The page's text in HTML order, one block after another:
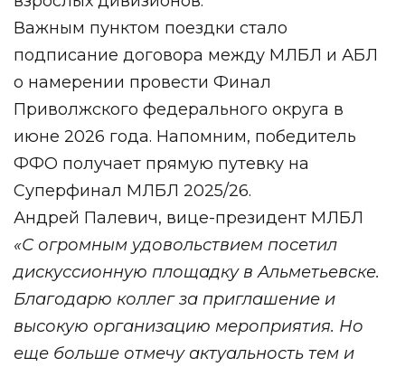
Важным пунктом поездки стало
подписание договора между МЛБЛ и АБЛ
о намерении провести Финал
Приволжского федерального округа в
июне 2026 года. Напомним, победитель
ФФО получает прямую путевку на
Суперфинал МЛБЛ 2025/26.
Андрей Палевич, вице-президент МЛБЛ
«С огромным удовольствием посетил
дискуссионную площадку в Альметьевске.
Благодарю коллег за приглашение и
высокую организацию мероприятия. Но
еще больше отмечу актуальность тем и